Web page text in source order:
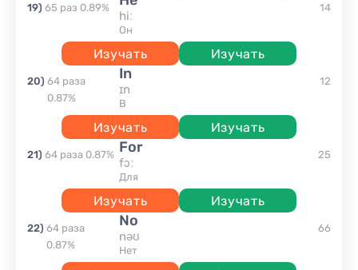
19) 65 раз 0.89%
hiː
он
Изучать Изучать
14
20) 64 раза
0.87%
in
ɪn
в
Изучать Изучать
12
21) 64 раза 0.87% for
fɔː
для
Изучать Изучать
25
22) 64 раза
0.87%
no
nəʊ
нет
66